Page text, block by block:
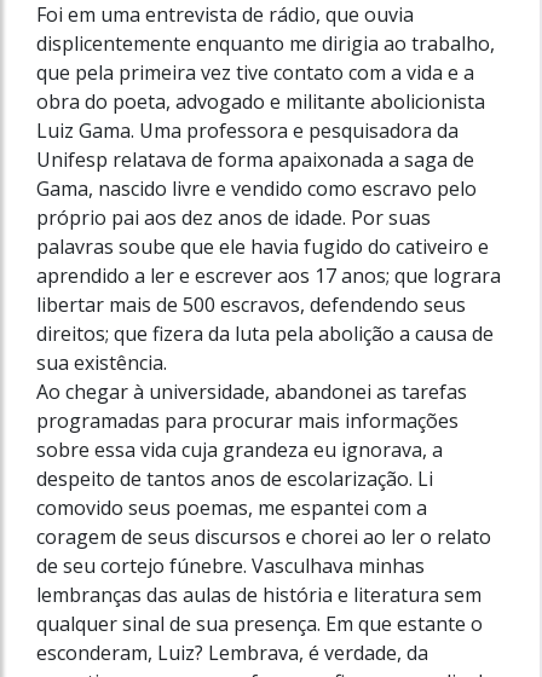
Foi em uma entrevista de rádio, que ouvia
displicentemente enquanto me dirigia ao trabalho,
que pela primeira vez tive contato com a vida e a
obra do poeta, advogado e militante abolicionista
Luiz Gama. Uma professora e pesquisadora da
Unifesp relatava de forma apaixonada a saga de
Gama, nascido livre e vendido como escravo pelo
próprio pai aos dez anos de idade. Por suas
palavras soube que ele havia fugido do cativeiro e
aprendido a ler e escrever aos 17 anos; que lograra
libertar mais de 500 escravos, defendendo seus
direitos; que fizera da luta pela abolição a causa de
sua existência.
Ao chegar à universidade, abandonei as tarefas
programadas para procurar mais informações
sobre essa vida cuja grandeza eu ignorava, a
despeito de tantos anos de escolarização. Li
comovido seus poemas, me espantei com a
coragem de seus discursos e chorei ao ler o relato
de seu cortejo fúnebre. Vasculhava minhas
lembranças das aulas de história e literatura sem
qualquer sinal de sua presença. Em que estante o
esconderam, Luiz? Lembrava, é verdade, da